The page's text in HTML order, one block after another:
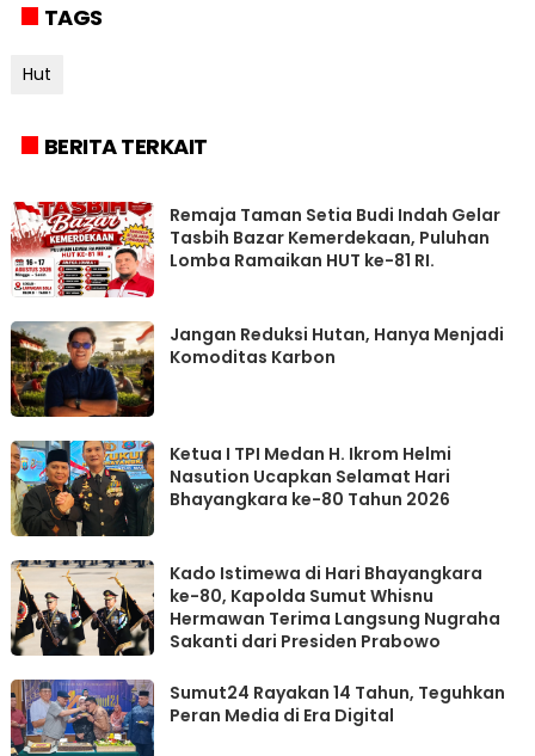
TAGS
Hut
BERITA TERKAIT
Remaja Taman Setia Budi Indah Gelar
Tasbih Bazar Kemerdekaan, Puluhan
Lomba Ramaikan HUT ke-81 RI.
Jangan Reduksi Hutan, Hanya Menjadi
Komoditas Karbon
Ketua I TPI Medan H. Ikrom Helmi
Nasution Ucapkan Selamat Hari
Bhayangkara ke-80 Tahun 2026
Kado Istimewa di Hari Bhayangkara
ke-80, Kapolda Sumut Whisnu
Hermawan Terima Langsung Nugraha
Sakanti dari Presiden Prabowo
Sumut24 Rayakan 14 Tahun, Teguhkan
Peran Media di Era Digital